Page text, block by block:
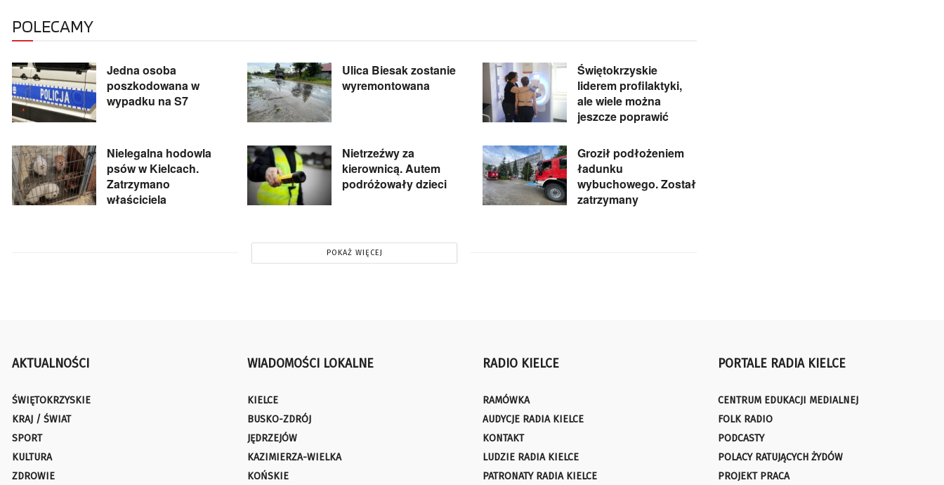
POLECAMY
Jedna osoba
poszkodowana w
wypadku na S7
Ulica Biesak zostanie
wyremontowana
Świętokrzyskie
liderem profilaktyki,
ale wiele można
jeszcze poprawić
Nielegalna hodowla
psów w Kielcach.
Zatrzymano
właściciela
Nietrzeźwy za
kierownicą. Autem
podróżowały dzieci
Groził podłożeniem
ładunku
wybuchowego. Został
zatrzymany
POKAŻ WIĘCEJ
AKTUALNOŚCI
ŚWIĘTOKRZYSKIE
KRAJ / ŚWIAT
SPORT
KULTURA
ZDROWIE
WIADOMOŚCI LOKALNE
KIELCE
BUSKO-ZDRÓJ
JĘDRZEJÓW
KAZIMIERZA-WIELKA
KOŃSKIE
RADIO KIELCE
RAMÓWKA
AUDYCJE RADIA KIELCE
KONTAKT
LUDZIE RADIA KIELCE
PATRONATY RADIA KIELCE
PORTALE RADIA KIELCE
CENTRUM EDUKACJI MEDIALNEJ
FOLK RADIO
PODCASTY
POLACY RATUJĄCYCH ŻYDÓW
PROJEKT PRACA